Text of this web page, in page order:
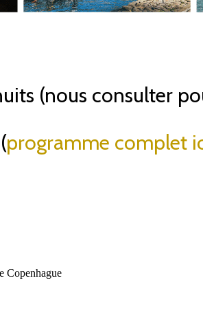
(nous consulter
programme complet
Copenhague